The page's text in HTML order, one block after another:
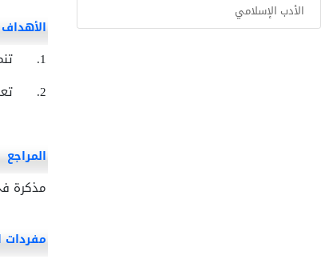
الأدب الإسلامي
الأهداف
1.
2.
المراجع
مذكرة
مفردات